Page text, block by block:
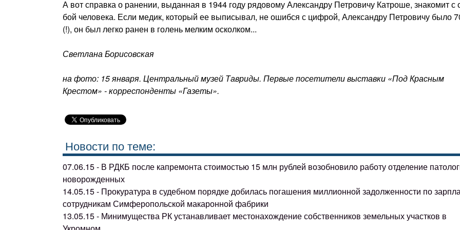
А вот справка о ранении, выданная в 1944 году рядовому Александру Петровичу Катроше, знакомит с
бой человека. Если медик, который ее выписывал, не ошибся с цифрой, Александру Петровичу было
(!), он был легко ранен в голень мелким осколком...
Светлана Борисовская
на фото: 15 января. Центральный музей Тавриды. Первые посетители выставки «Под Красным
Крестом» - корреспонденты «Газеты».
Новости по теме:
07.06.15 - В РДКБ после капремонта стоимостью 15 млн рублей возобновило работу отделение
новорожденных
14.05.15 - Прокуратура в судебном порядке добилась погашения миллионной задолженности по
сотрудникам Симферопольской макаронной фабрики
13.05.15 - Минимущества РК устанавливает местонахождение собственников земельных участков в